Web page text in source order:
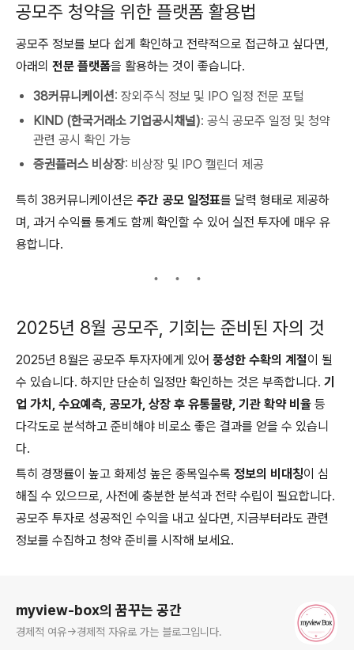
공모주 청약을 위한 플랫폼 활용법
공모주 정보를 보다 쉽게 확인하고 전략적으로 접근하고 싶다면,
아래의 전문 플랫폼을 활용하는 것이 좋습니다.
38커뮤니케이션: 장외주식 정보 및 IPO 일정 전문 포털
KIND (한국거래소 기업공시채널): 공식 공모주 일정 및 청약
관련 공시 확인 가능
증권플러스 비상장: 비상장 및 IPO 캘린더 제공
특히 38커뮤니케이션은 주간 공모 일정표를 달력 형태로 제공하
며, 과거 수익률 통계도 함께 확인할 수 있어 실전 투자에 매우 유
용합니다.
2025년 8월 공모주, 기회는 준비된 자의 것
2025년 8월은 공모주 투자자에게 있어 풍성한 수확의 계절이 될
수 있습니다. 하지만 단순히 일정만 확인하는 것은 부족합니다. 기
업 가치, 수요예측, 공모가, 상장 후 유통물량, 기관 확약 비율 등
다각도로 분석하고 준비해야 비로소 좋은 결과를 얻을 수 있습니
다.
특히 경쟁률이 높고 화제성 높은 종목일수록 정보의 비대칭이 심
해질 수 있으므로, 사전에 충분한 분석과 전략 수립이 필요합니다.
공모주 투자로 성공적인 수익을 내고 싶다면, 지금부터라도 관련
정보를 수집하고 청약 준비를 시작해 보세요.
myview-box의 꿈꾸는 공간
경제적 여유->경제적 자유로 가는 블로그입니다.